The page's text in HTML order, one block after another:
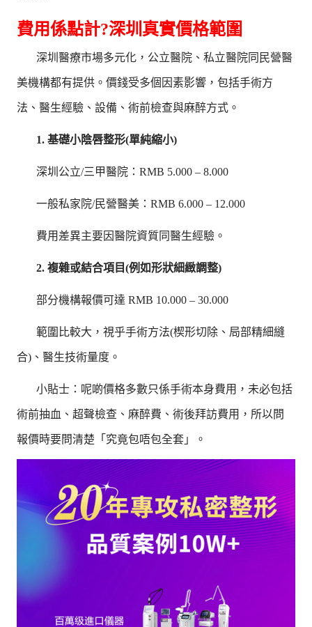
費用係點計?深圳真實價格範圍
深圳醫療市場多元化，公立醫院、私立醫院同民營醫
美機構都有提供。價錢受多個因素影響，包括手術方
法、醫生經驗、設備、術前檢查與麻醉方式。
1. 基礎小陰唇整形(單純縮小)
深圳公立/三甲醫院：RMB 5.000 – 8.000
一般私家院/民營醫美：RMB 6.000 – 12.000
費用差異主要因醫院資質同醫生經驗。
2. 複雜或結合項目(例如形狀細緻調整)
部分機構報價可達 RMB 10.000 – 30.000
範圍比較大，視乎手術方法(楔形切除、局部精細縫
合)、醫生技術量度。
小貼士：呢啲價格多數只係手術本身費用，未必包括
術前抽血、超聲檢查、麻醉費、術後拜訪費用，所以問
報價時要問清楚「究竟包唔包全套」。